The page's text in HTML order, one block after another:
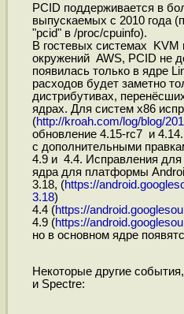
PCID поддерживается в
выпускаемых с 2010 года
"pcid" в /proc/cpuinfo).
В гостевых системах KVM
окружений AWS, PCID не
появилась только в ядре
расходов будет заметно
дистрибутивах,
ядрах. Для систем x86
(http://kroah.com/log/blog/
обновление 4.15-rc7 и
с дополнительными
4.9 и 4.4. Исправления
ядра для платформы
3.18, (https://
3.18)
4.4 (https://
4.9 (https://
но в основном ядре
Некоторые другие
и Spectre: